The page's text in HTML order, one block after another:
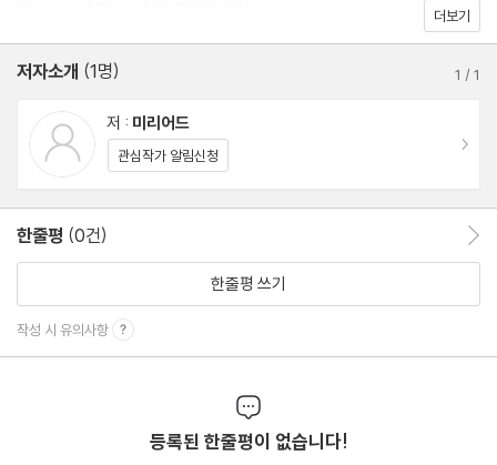
더보기
저자소개 (1명) 1 /1
저 : 미리어드
관심작가 알림신청
한줄평 (0건)
한줄평 쓰기
작성 시 유의사항
등록된 한줄평이 없습니다!